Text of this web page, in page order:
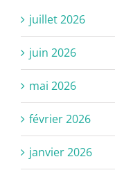
juillet 2026
juin 2026
mai 2026
février 2026
janvier 2026